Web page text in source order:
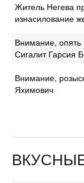
Житель Негева
изнасилование
Внимание, опять
Сигалит Гарсия
Внимание,
Яхимович